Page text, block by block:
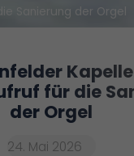
Sanierung der Orgel
für die
der Orgel
24. Mai 2026